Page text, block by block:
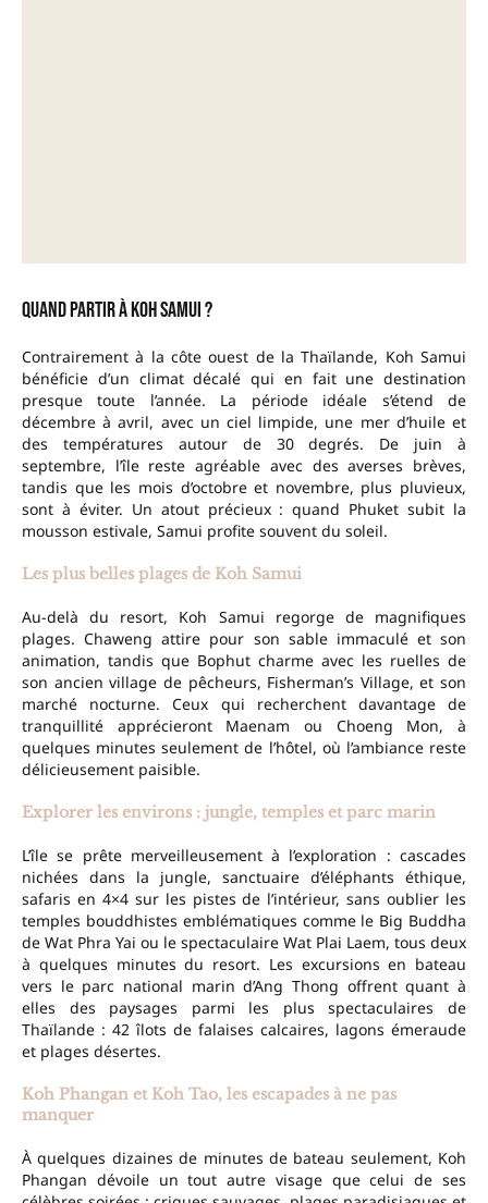
Quand partir à Koh Samui ?
Contrairement à la côte ouest de la Thaïlande, Koh Samui
bénéficie d’un climat décalé qui en fait une destination
presque toute l’année. La période idéale s’étend de
décembre à avril, avec un ciel limpide, une mer d’huile et
des températures autour de 30 degrés. De juin à
septembre, l’île reste agréable avec des averses brèves,
tandis que les mois d’octobre et novembre, plus pluvieux,
sont à éviter. Un atout précieux : quand Phuket subit la
mousson estivale, Samui profite souvent du soleil.
Les plus belles plages de Koh Samui
Au-delà du resort, Koh Samui regorge de magnifiques
plages. Chaweng attire pour son sable immaculé et son
animation, tandis que Bophut charme avec les ruelles de
son ancien village de pêcheurs, Fisherman’s Village, et son
marché nocturne. Ceux qui recherchent davantage de
tranquillité apprécieront Maenam ou Choeng Mon, à
quelques minutes seulement de l’hôtel, où l’ambiance reste
délicieusement paisible.
Explorer les environs : jungle, temples et parc marin
L’île se prête merveilleusement à l’exploration : cascades
nichées dans la jungle, sanctuaire d’éléphants éthique,
safaris en 4×4 sur les pistes de l’intérieur, sans oublier les
temples bouddhistes emblématiques comme le Big Buddha
de Wat Phra Yai ou le spectaculaire Wat Plai Laem, tous deux
à quelques minutes du resort. Les excursions en bateau
vers le parc national marin d’Ang Thong offrent quant à
elles des paysages parmi les plus spectaculaires de
Thaïlande : 42 îlots de falaises calcaires, lagons émeraude
et plages désertes.
Koh Phangan et Koh Tao, les escapades à ne pas
manquer
À quelques dizaines de minutes de bateau seulement, Koh
Phangan dévoile un tout autre visage que celui de ses